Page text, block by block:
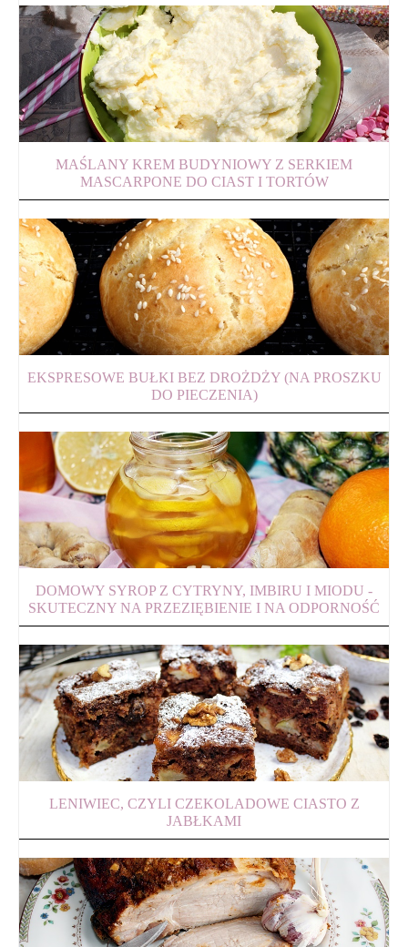
MAŚLANY KREM BUDYNIOWY Z SERKIEM
MASCARPONE DO CIAST I TORTÓW
EKSPRESOWE BUŁKI BEZ DROŻDŻY (NA PROSZKU
DO PIECZENIA)
DOMOWY SYROP Z CYTRYNY, IMBIRU I MIODU -
SKUTECZNY NA PRZEZIĘBIENIE I NA ODPORNOŚĆ
LENIWIEC, CZYLI CZEKOLADOWE CIASTO Z
JABŁKAMI